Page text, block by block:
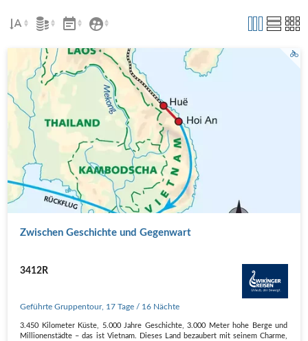
Zwischen Geschichte und Gegenwart
3412R
Geführte Gruppentour, 17 Tage / 16 Nächte
3.450 Kilometer Küste, 5.000 Jahre Geschichte, 3.000 Meter hohe Berge und
Millionenstädte – das ist Vietnam. Dieses Land bezaubert mit seinem Charme,